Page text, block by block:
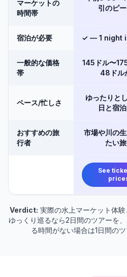
マーケットの
時間帯
引のピ
宿泊が必要 ✓ — 1 night
一般的な価格
帯
145ドル〜
48ドル
ペース/忙しさ
ゆったりと
日と宿
おすすめの旅
行者
市場や川の
たい
See
Verdict: 実際の水上マーケット体
ゆっくり巡るなら2日間のツアーを
る時間がない場合は1日間の